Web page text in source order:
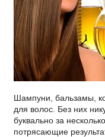
Шампуни, бальзамы,
для волос. Без них
буквально за
потрясающие